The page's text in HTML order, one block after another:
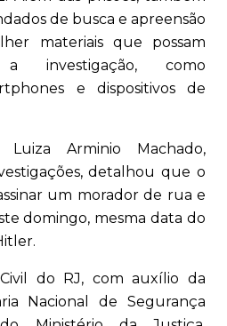
de busca e apreensão
materiais que possam
investigação, como
e dispositivos de
Arminio Machado,
detalhou que o
um morador de rua e
domingo, mesma data do
do RJ, com auxílio da
Nacional de Segurança